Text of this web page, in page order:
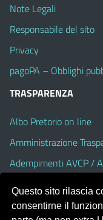
Note Legali
Responsabile del sito
Privacy
pagoPA – Obblighi
TRASPARENZA
Albo Pretorio on line
Amministrazione
Adempimenti AVCP /
Dichiarazione di
Questo sito rilascia
consentirne il